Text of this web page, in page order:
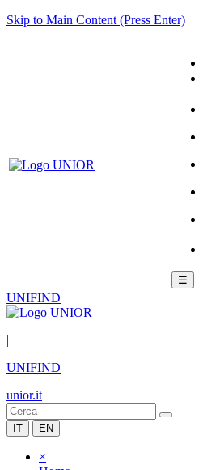
Skip to Main Content (Press Enter)
☰
UNIFIND
|
UNIFIND
unior.it
IT EN
×